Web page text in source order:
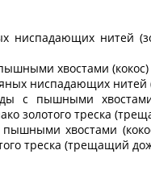
ниспадающих нитей
хвостами
ниспадающих нитей
с пышными
золотого треска
хвостами
треска (трещащий